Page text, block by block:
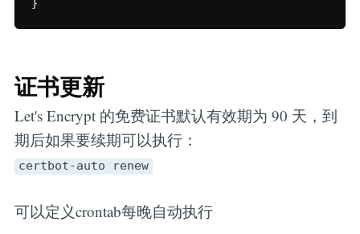
证书更新
Let's Encrypt 的免费证书默认有效期为 90 天，到
期后如果要续期可以执行：
certbot-auto renew
可以定义crontab每晚自动执行